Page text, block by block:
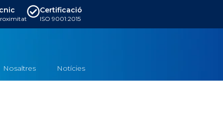
Certificació
ISO 9001:2015
Nosaltres Notícies